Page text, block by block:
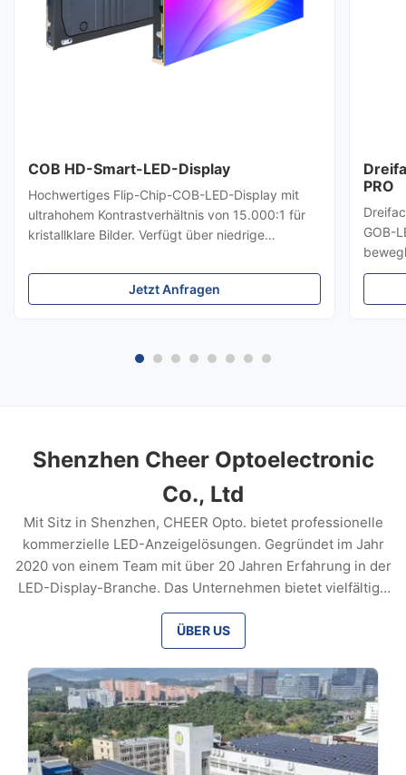
COB HD-Smart-LED-Display
Hochwertiges Flip-Chip-COB-LED-Display mit
ultrahohem Kontrastverhältnis von 15.000:1 für
kristallklare Bilder. Verfügt über niedrige
Frontwartung und Redundanzdesign für stabile,
lebendige Videowände für Besprechungsräume
Jetzt Anfragen
PRO
GOB-
Shenzhen Cheer Optoelectronic
Co., Ltd
Mit Sitz in Shenzhen, CHEER Opto. bietet professionelle
kommerzielle LED-Anzeigelösungen. Gegründet im Jahr
2020 von einem Team mit über 20 Jahren Erfahrung in der
LED-Display-Branche. Das Unternehmen bietet vielfältige
LED-Bildschirme und maßgeschneiderte Lösungen für
Kunden in über 50 Ländern, die in den Bereichen Handel,
Werbung und digitale Projekte weit verbreitet sind. Mit
zuverlässiger Qualität und umfassendem Support liefert
das Unternehmen kostengünstige Lösungen und strebt
nach Innovat
ÜBER US